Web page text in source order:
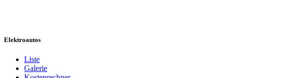
Elektroautos
Liste
Galerie